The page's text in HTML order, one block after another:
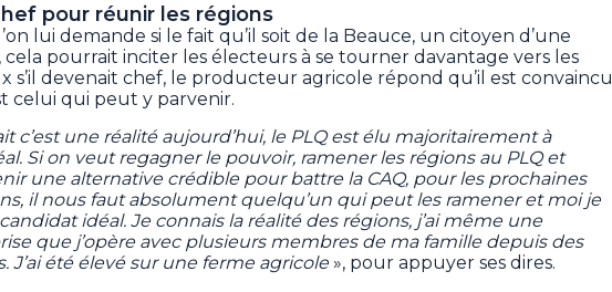
pour réunir les régions
lui demande si le fait qu’il soit de la Beauce, un citoyen d’une
cela pourrait inciter les électeurs à se tourner davantage vers les
s’il devenait chef, le producteur agricole répond qu’il est convaincu
celui qui peut y parvenir.
c’est une réalité aujourd’hui, le PLQ est élu majoritairement à
Si on veut regagner le pouvoir, ramener les régions au PLQ et
une alternative crédible pour battre la CAQ, pour les prochaines
il nous faut absolument quelqu’un qui peut les ramener et moi je
idéal. Je connais la réalité des régions, j’ai même une
que j’opère avec plusieurs membres de ma famille depuis des
J’ai été élevé sur une ferme agricole», pour appuyer ses dires.